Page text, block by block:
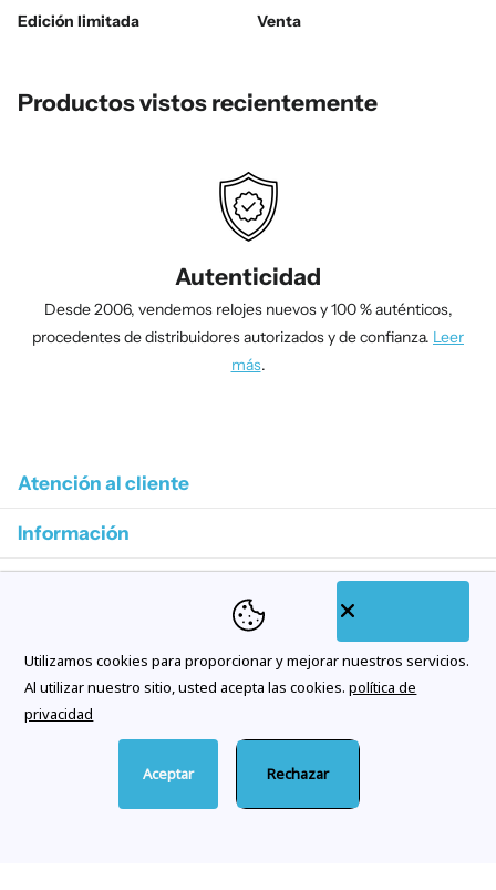
Edición limitada Venta
Productos vistos recientemente
Autenticidad
Desde 2006, vendemos relojes nuevos y 100 % auténticos,
procedentes de distribuidores autorizados y de confianza. Leer
más.
Atención al cliente
Información
Suscríbase a nuestros correos electrónicos
©2026Citywatches.es
Utilizamos cookies para proporcionar y mejorar nuestros servicios.
Al utilizar nuestro sitio, usted acepta las cookies. política de
privacidad
Aceptar Rechazar